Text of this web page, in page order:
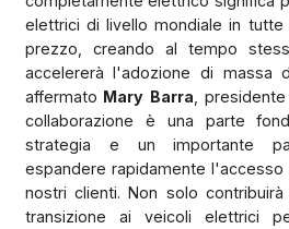
elettrici di livello mondiale in
prezzo, creando al tempo
accelererà l'adozione di massa
affermato Mary Barra ,
collaborazione è una parte
strategia e un importante
espandere rapidamente
nostri clienti. Non solo
transizione ai veicoli elettrici